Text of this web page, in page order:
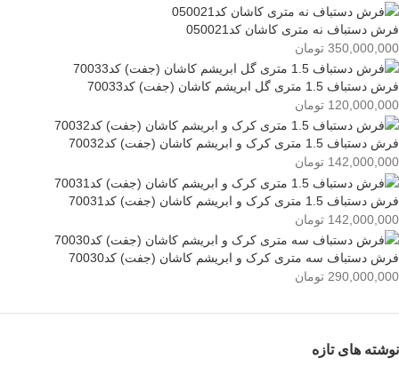
فرش دستباف نه متری کاشان کد050021
350,000,000 تومان
فرش دستباف 1.5 متری گل ابریشم کاشان (جفت) کد70033
120,000,000 تومان
فرش دستباف 1.5 متری کرک و ابریشم کاشان (جفت) کد70032
142,000,000 تومان
فرش دستباف 1.5 متری کرک و ابریشم کاشان (جفت) کد70031
142,000,000 تومان
فرش دستباف سه متری کرک و ابریشم کاشان (جفت) کد70030
290,000,000 تومان
نوشته های تازه